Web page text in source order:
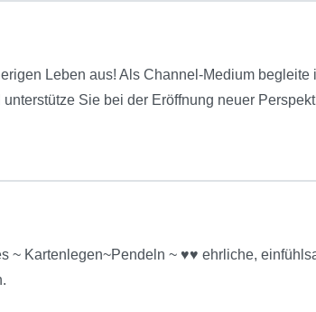
Leben aus! Als Channel-Medium
Sie bei der Eröffnung neuer
~ Kartenlegen~Pendeln ~ ♥♥ ehrliche,